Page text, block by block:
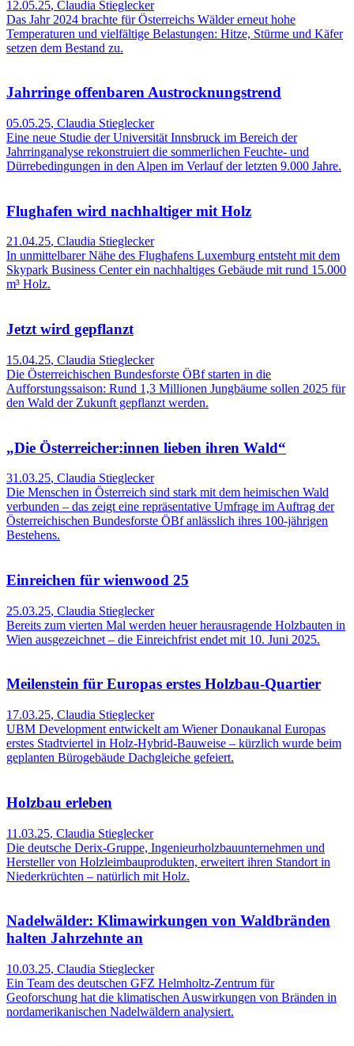
12.05.25, Claudia Stieglecker
Das Jahr 2024 brachte für Österreichs Wälder erneut hohe
Temperaturen und vielfältige Belastungen: Hitze, Stürme und Käfer
setzen dem Bestand zu.
Jahrringe offenbaren Austrocknungstrend
05.05.25, Claudia Stieglecker
Eine neue Studie der Universität Innsbruck im Bereich der
Jahrringanalyse rekonstruiert die sommerlichen Feuchte- und
Dürrebedingungen in den Alpen im Verlauf der letzten 9.000 Jahre.
Flughafen wird nachhaltiger mit Holz
21.04.25, Claudia Stieglecker
In unmittelbarer Nähe des Flughafens Luxemburg entsteht mit dem
Skypark Business Center ein nachhaltiges Gebäude mit rund 15.000
m³ Holz.
Jetzt wird gepflanzt
15.04.25, Claudia Stieglecker
Die Österreichischen Bundesforste ÖBf starten in die
Aufforstungssaison: Rund 1,3 Millionen Jungbäume sollen 2025 für
den Wald der Zukunft gepflanzt werden.
„Die Österreicher:innen lieben ihren Wald“
31.03.25, Claudia Stieglecker
Die Menschen in Österreich sind stark mit dem heimischen Wald
verbunden – das zeigt eine repräsentative Umfrage im Auftrag der
Österreichischen Bundesforste ÖBf anlässlich ihres 100-jährigen
Bestehens.
Einreichen für wienwood 25
25.03.25, Claudia Stieglecker
Bereits zum vierten Mal werden heuer herausragende Holzbauten in
Wien ausgezeichnet – die Einreichfrist endet mit 10. Juni 2025.
Meilenstein für Europas erstes Holzbau-Quartier
17.03.25, Claudia Stieglecker
UBM Development entwickelt am Wiener Donaukanal Europas
erstes Stadtviertel in Holz-Hybrid-Bauweise – kürzlich wurde beim
geplanten Bürogebäude Dachgleiche gefeiert.
Holzbau erleben
11.03.25, Claudia Stieglecker
Die deutsche Derix-Gruppe, Ingenieurholzbauunternehmen und
Hersteller von Holzleimbauprodukten, erweitert ihren Standort in
Niederkrüchten – natürlich mit Holz.
Nadelwälder: Klimawirkungen von Waldbränden
halten Jahrzehnte an
10.03.25, Claudia Stieglecker
Ein Team des deutschen GFZ Helmholtz-Zentrum für
Geoforschung hat die klimatischen Auswirkungen von Bränden in
nordamerikanischen Nadelwäldern analysiert.